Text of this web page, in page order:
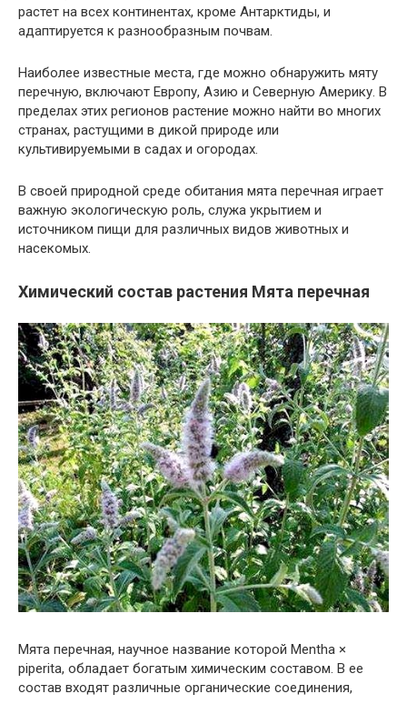
растет на всех континентах, кроме Антарктиды, и
адаптируется к разнообразным почвам.
Наиболее известные места, где можно обнаружить мяту
перечную, включают Европу, Азию и Северную Америку. В
пределах этих регионов растение можно найти во многих
странах, растущими в дикой природе или
культивируемыми в садах и огородах.
В своей природной среде обитания мята перечная играет
важную экологическую роль, служа укрытием и
источником пищи для различных видов животных и
насекомых.
Химический состав растения Мята перечная
Мята перечная, научное название которой Mentha ×
piperita, обладает богатым химическим составом. В ее
состав входят различные органические соединения,